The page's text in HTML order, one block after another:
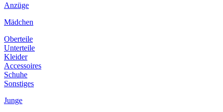
Anzüge
Mädchen
Oberteile
Unterteile
Kleider
Accessoires
Schuhe
Sonstiges
Junge